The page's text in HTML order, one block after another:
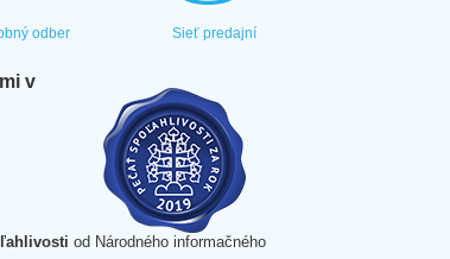
odber Sieť predajní
v
od Národného informačného